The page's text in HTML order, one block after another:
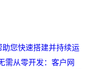
助您快速搭建并持续运
需从零开发：客户网